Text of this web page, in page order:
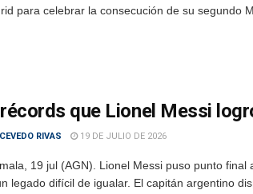
para celebrar la consecución de su segundo
que Lionel Messi
RIVAS 19 DE JULIO DE 2026
19 jul (AGN). Lionel Messi puso punto final
legado difícil de igualar. El capitán argentino